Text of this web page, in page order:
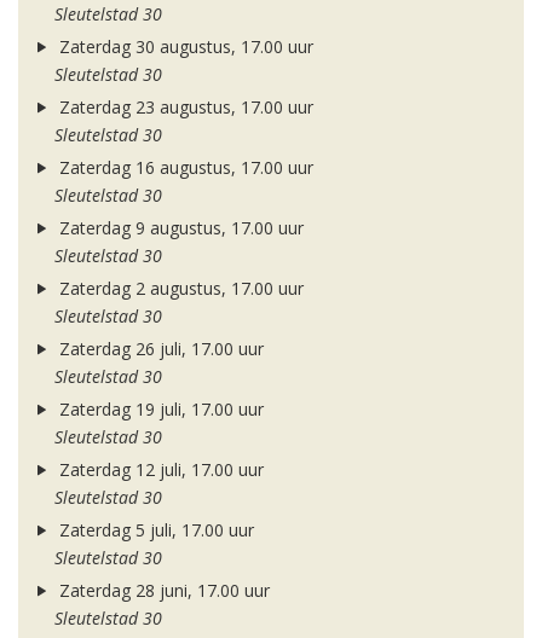
Sleutelstad 30
Zaterdag 30 augustus, 17.00 uur
Sleutelstad 30
Zaterdag 23 augustus, 17.00 uur
Sleutelstad 30
Zaterdag 16 augustus, 17.00 uur
Sleutelstad 30
Zaterdag 9 augustus, 17.00 uur
Sleutelstad 30
Zaterdag 2 augustus, 17.00 uur
Sleutelstad 30
Zaterdag 26 juli, 17.00 uur
Sleutelstad 30
Zaterdag 19 juli, 17.00 uur
Sleutelstad 30
Zaterdag 12 juli, 17.00 uur
Sleutelstad 30
Zaterdag 5 juli, 17.00 uur
Sleutelstad 30
Zaterdag 28 juni, 17.00 uur
Sleutelstad 30